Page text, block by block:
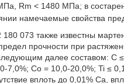
Rm < 1480 МПа; в
намечаемые свойства
073 также известны
прочности при
далее составом: С
7,0%; Co = 10,0-20,0%; Ti ≤
вплоть до 0,01% Са,